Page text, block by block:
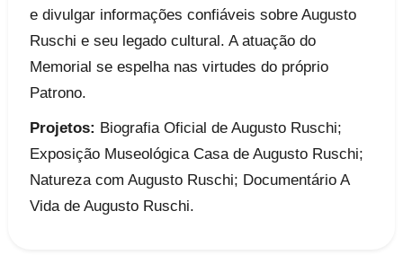
e divulgar informações confiáveis sobre Augusto
Ruschi e seu legado cultural. A atuação do
Memorial se espelha nas virtudes do próprio
Patrono.
Projetos: Biografia Oficial de Augusto Ruschi;
Exposição Museológica Casa de Augusto Ruschi;
Natureza com Augusto Ruschi; Documentário A
Vida de Augusto Ruschi.